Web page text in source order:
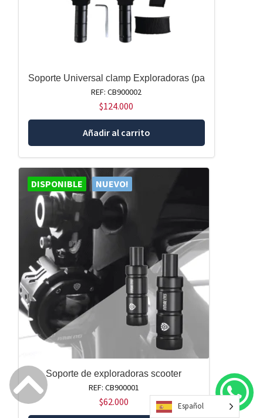
Soporte Universal clamp Exploradoras (pa
REF: CB900002
$124.000
Añadir al carrito
DISPONIBLE NUEVO!
Soporte de exploradoras scooter
REF: CB900001
$62.000 Español